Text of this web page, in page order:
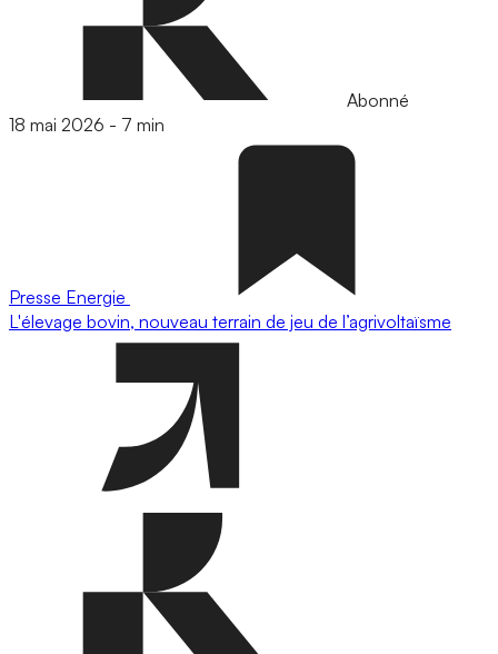
Abonné
18 mai 2026 - 7 min
Presse Energie
L'élevage bovin, nouveau terrain de jeu de l’agrivoltaïsme